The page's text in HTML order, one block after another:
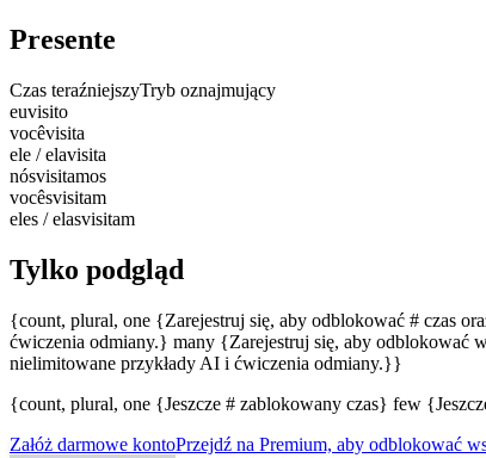
Presente
Czas teraźniejszyTryb oznajmujący
euvisito
vocêvisita
ele / elavisita
nósvisitamos
vocêsvisitam
eles / elasvisitam
Tylko podgląd
{count, plural, one {Zarejestruj się, aby odblokować # czas
ćwiczenia odmiany.} many {Zarejestruj się, aby odblokować
nielimitowane przykłady AI i ćwiczenia odmiany.}}
{count, plural, one {Jeszcze # zablokowany czas} few
Załóż darmowe kontoPrzejdź na Premium, aby odblokować